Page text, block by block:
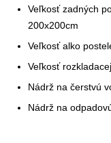
Veľkosť zadných
200x200cm
Veľkosť alko
Veľkosť
Nádrž na čerstvú
Nádrž na